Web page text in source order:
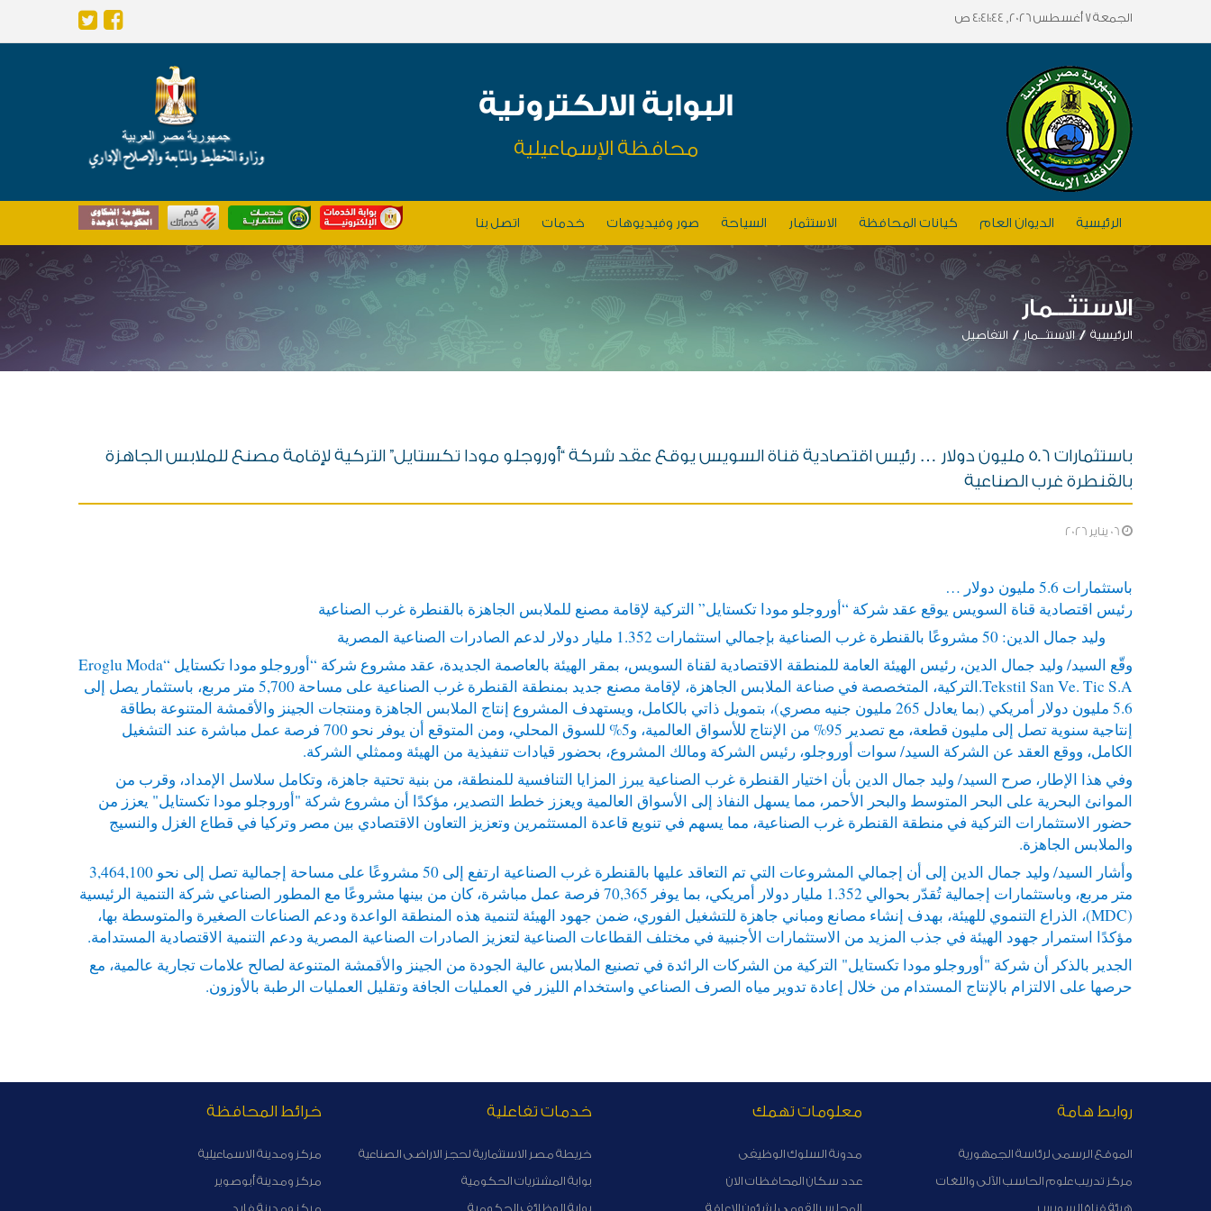
الجمعة 7 أغسطس 2026, 4:41:44 ص
البوابة الالكترونية
محافظة الإسماعيلية
الرئيسية الديوان العام كيانات المحافظة الاستثمار السياحة صور وفيديوهات خدمات اتصل بنا
الاستثـــمار
الرئيسية الاستثـــمار التفاصيل
باستثمارات 5.6 مليون دولار … رئيس اقتصادية قناة السويس يوقع عقد شركة “أوروجلو مودا تكستايل” التركية لإقامة مصنع للملابس الجاهزة
بالقنطرة غرب الصناعية
باستثمارات 5.6 مليون دولار …
رئيس اقتصادية قناة السويس يوقع عقد شركة “أوروجلو مودا تكستايل” التركية لإقامة مصنع للملابس الجاهزة بالقنطرة غرب الصناعية
وليد جمال الدين: 50 مشروعًا بالقنطرة غرب الصناعية بإجمالي استثمارات 1.352 مليار دولار لدعم الصادرات الصناعية المصرية
وقّع السيد/ وليد جمال الدين، رئيس الهيئة العامة للمنطقة الاقتصادية لقناة السويس، بمقر الهيئة بالعاصمة الجديدة، عقد مشروع شركة “أوروجلو مودا تكستايل “Eroglu Moda
Tekstil San Ve. Tic S.A.التركية، المتخصصة في صناعة الملابس الجاهزة، لإقامة مصنع جديد بمنطقة القنطرة غرب الصناعية على مساحة 5,700 متر مربع، باستثمار يصل إلى
5.6 مليون دولار أمريكي (بما يعادل 265 مليون جنيه مصري)، بتمويل ذاتي بالكامل، ويستهدف المشروع إنتاج الملابس الجاهزة ومنتجات الجينز والأقمشة المتنوعة بطاقة
إنتاجية سنوية تصل إلى مليون قطعة، مع تصدير 95% من الإنتاج للأسواق العالمية، و5% للسوق المحلي، ومن المتوقع أن يوفر نحو 700 فرصة عمل مباشرة عند التشغيل
الكامل، ووقع العقد عن الشركة السيد/ سوات أوروجلو، رئيس الشركة ومالك المشروع، بحضور قيادات تنفيذية من الهيئة وممثلي الشركة.
وفي هذا الإطار، صرح السيد/ وليد جمال الدين بأن اختيار القنطرة غرب الصناعية يبرز المزايا التنافسية للمنطقة، من بنية تحتية جاهزة، وتكامل سلاسل الإمداد، وقرب من
الموانئ البحرية على البحر المتوسط والبحر الأحمر، مما يسهل النفاذ إلى الأسواق العالمية ويعزز خطط التصدير، مؤكدًا أن مشروع شركة "أوروجلو مودا تكستايل" يعزز من
حضور الاستثمارات التركية في منطقة القنطرة غرب الصناعية، مما يسهم في تنويع قاعدة المستثمرين وتعزيز التعاون الاقتصادي بين مصر وتركيا في قطاع الغزل والنسيج
والملابس الجاهزة.
وأشار السيد/ وليد جمال الدين إلى أن إجمالي المشروعات التي تم التعاقد عليها بالقنطرة غرب الصناعية ارتفع إلى 50 مشروعًا على مساحة إجمالية تصل إلى نحو 3,464,100
متر مربع، وباستثمارات إجمالية تُقدّر بحوالي 1.352 مليار دولار أمريكي، بما يوفر 70,365 فرصة عمل مباشرة، كان من بينها مشروعًا مع المطور الصناعي شركة التنمية الرئيسية
(MDC)، الذراع التنموي للهيئة، بهدف إنشاء مصانع ومباني جاهزة للتشغيل الفوري، ضمن جهود الهيئة لتنمية هذه المنطقة الواعدة ودعم الصناعات الصغيرة والمتوسطة بها،
مؤكدًا استمرار جهود الهيئة في جذب المزيد من الاستثمارات الأجنبية في مختلف القطاعات الصناعية لتعزيز الصادرات الصناعية المصرية ودعم التنمية الاقتصادية المستدامة.
الجدير بالذكر أن شركة "أوروجلو مودا تكستايل" التركية من الشركات الرائدة في تصنيع الملابس عالية الجودة من الجينز والأقمشة المتنوعة لصالح علامات تجارية عالمية، مع
حرصها على الالتزام بالإنتاج المستدام من خلال إعادة تدوير مياه الصرف الصناعي واستخدام الليزر في العمليات الجافة وتقليل العمليات الرطبة بالأوزون.
روابط هامة
الموقع الرسمى لرئاسة الجمهورية
مركز تدريب علوم الحاسب الآلى واللغات
هيئة قناة السوبس
معلومات تهمك
مدونة السلوك الوظيفى
عدد سكان المحافظات الان
المجلس القومى لشئون الاعاقة
خدمات تفاعلية
خريطة مصر الاستثمارية لحجز الاراضى الصناعية
بوابة المشتريات الحكومية
بوابة الوظائف الحكومية
خرائط المحافظة
مركز ومدينة الاسماعيلية
مركز ومدينة أبوصوير
مركز ومدينة فايد